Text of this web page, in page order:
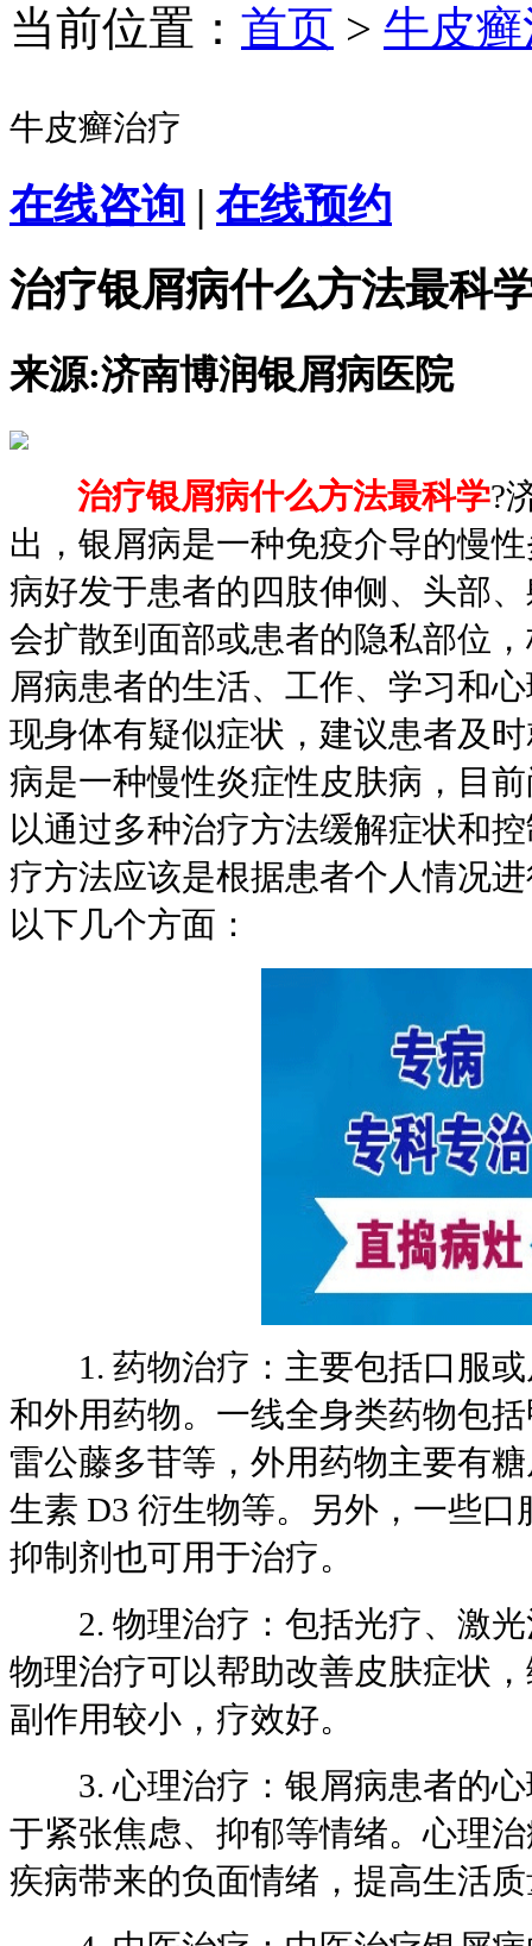
当前位置： 首页 > 牛皮
牛皮癣治疗
在线咨询 | 在线预约
治疗银屑病什么方法最科
来源:济南博润银屑病医院
治疗银屑病什么方法最科学?
出，银屑病是一种免疫介导的慢
病好发于患者的四肢伸侧、头部
会扩散到面部或患者的隐私部位
屑病患者的生活、工作、学习和
现身体有疑似症状，建议患者及
病是一种慢性炎症性皮肤病，目
以通过多种治疗方法缓解症状和
疗方法应该是根据患者个人情况
以下几个方面：
1. 药物治疗：主要包括口服或
和外用药物。一线全身类药物包
雷公藤多苷等，外用药物主要有
生素 D3 衍生物等。另外，一些口
抑制剂也可用于治疗。
2. 物理治疗：包括光疗、激光
物理治疗可以帮助改善皮肤症状
副作用较小，疗效好。
3. 心理治疗：银屑病患者的心
于紧张焦虑、抑郁等情绪。心理
疾病带来的负面情绪，提高生活